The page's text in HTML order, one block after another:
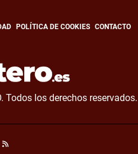
POLÍTICA DE COOKIES CONTACTO
Todos los derechos reservados.